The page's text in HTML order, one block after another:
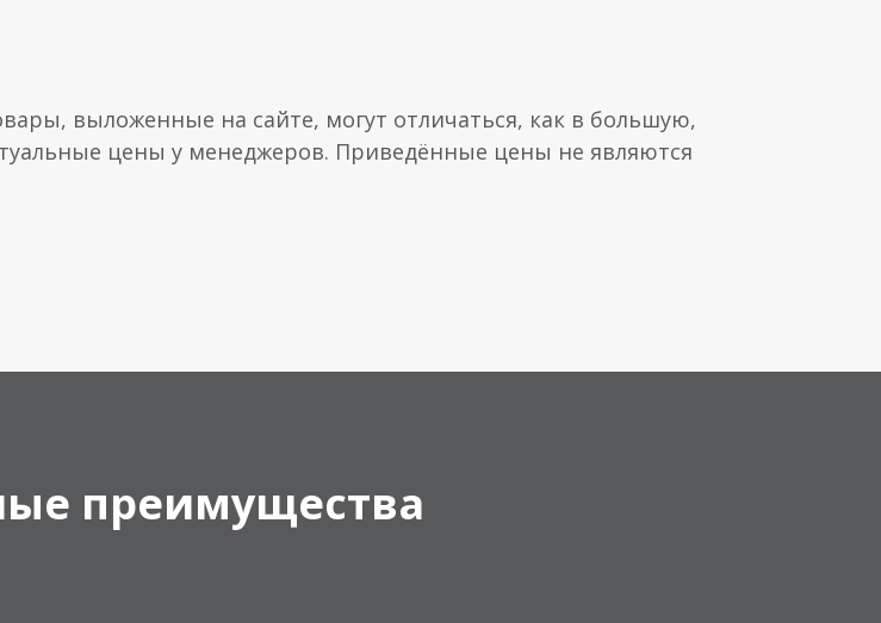
выложенные на сайте, могут отличаться, как в большую,
цены у менеджеров. Приведённые цены не являются
преимущества